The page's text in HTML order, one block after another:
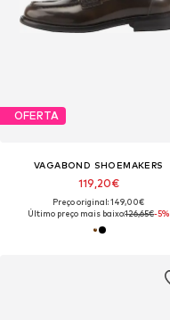
OFERTA
VAGABOND SHOEMAKERS
119,20€
Preço original: 149,00€
Último preço mais baixo:126,65€-5%